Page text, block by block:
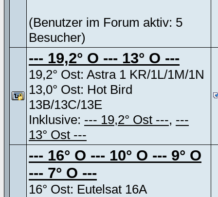
(Benutzer im Forum aktiv: 5
Besucher)
--- 19,2° O --- 13° O ---
19,2° Ost: Astra 1 KR/1L/1M/1N
13,0° Ost: Hot Bird
13B/13C/13E
Inklusive: --- 19,2° Ost ---, ---
13° Ost ---
--- 16° O --- 10° O --- 9° O
--- 7° O ---
16° Ost: Eutelsat 16A